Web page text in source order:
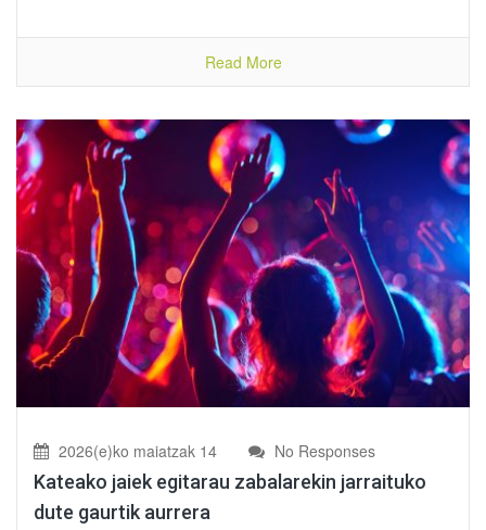
Read More
2026(e)ko maiatzak 14 No Responses
Kateako jaiek egitarau zabalarekin jarraituko
dute gaurtik aurrera